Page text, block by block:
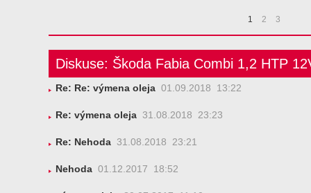
1 2 3
Diskuse: Škoda Fabia Combi 1,2 HTP
Re: Re: výmena oleja 01.09.2018 13:22
Re: výmena oleja 31.08.2018 23:23
Re: Nehoda 31.08.2018 23:21
Nehoda 01.12.2017 18:52